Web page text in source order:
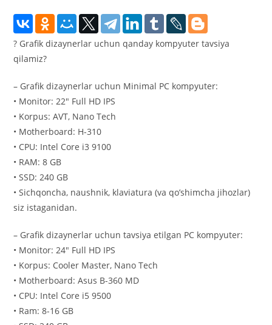
? Grafik dizaynerlar uchun qanday kompyuter tavsiya
qilamiz?
– Grafik dizaynerlar uchun Minimal PC kompyuter:
• Monitor: 22″ Full HD IPS
• Korpus: AVT, Nano Tech
• Motherboard: H-310
• CPU: Intel Core i3 9100
• RAM: 8 GB
• SSD: 240 GB
• Sichqoncha, naushnik, klaviatura (va qo’shimcha jihozlar)
siz istaganidan.
– Grafik dizaynerlar uchun tavsiya etilgan PC kompyuter:
• Monitor: 24″ Full HD IPS
• Korpus: Cooler Master, Nano Tech
• Motherboard: Asus B-360 MD
• CPU: Intel Core i5 9500
• Ram: 8-16 GB